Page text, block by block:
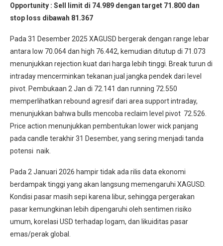
Opportunity : Sell limit di 74.989 dengan target 71.800 dan
stop loss dibawah 81.367
Pada 31 Desember 2025 XAGUSD bergerak dengan range lebar
antara low 70.064 dan high 76.442, kemudian ditutup di 71.073
menunjukkan rejection kuat dari harga lebih tinggi. Break turun di
intraday mencerminkan tekanan jual jangka pendek dari level
pivot. Pembukaan 2 Jan di 72.141 dan running 72.550
memperlihatkan rebound agresif dari area support intraday,
menunjukkan bahwa bulls mencoba reclaim level pivot 72.526.
Price action menunjukkan pembentukan lower wick panjang
pada candle terakhir 31 Desember, yang sering menjadi tanda
potensi naik.
Pada 2 Januari 2026 hampir tidak ada rilis data ekonomi
berdampak tinggi yang akan langsung memengaruhi XAGUSD.
Kondisi pasar masih sepi karena libur, sehingga pergerakan
pasar kemungkinan lebih dipengaruhi oleh sentimen risiko
umum, korelasi USD terhadap logam, dan likuiditas pasar
emas/perak global.